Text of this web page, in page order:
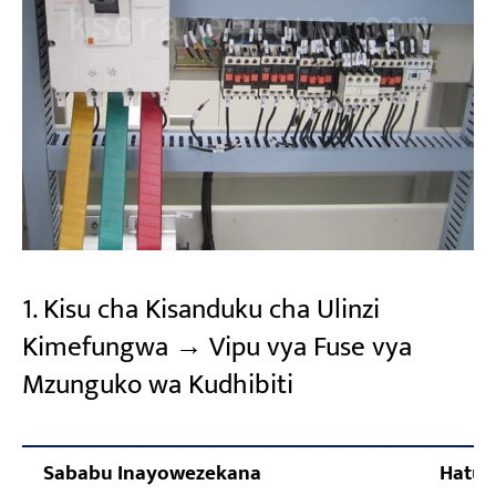
1. Kisu cha Kisanduku cha Ulinzi
Kimefungwa → Vipu vya Fuse vya
Mzunguko wa Kudhibiti
Sababu Inayowezekana